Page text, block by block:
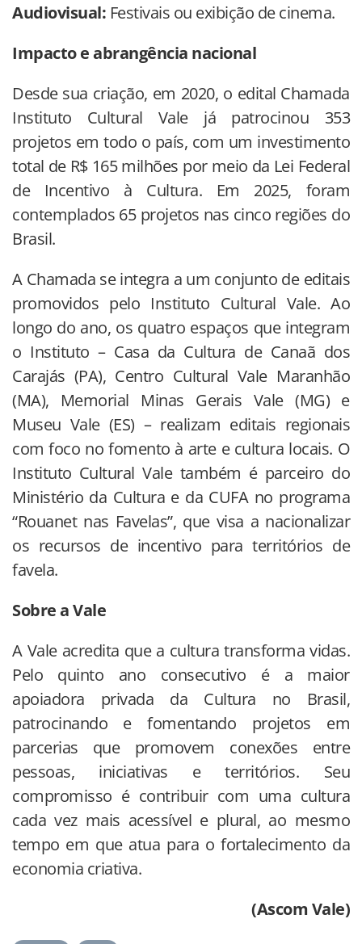
Audiovisual: Festivais ou exibição de cinema.
Impacto e abrangência nacional
Desde sua criação, em 2020, o edital Chamada
Instituto Cultural Vale já patrocinou 353
projetos em todo o país, com um investimento
total de R$ 165 milhões por meio da Lei Federal
de Incentivo à Cultura. Em 2025, foram
contemplados 65 projetos nas cinco regiões do
Brasil.
A Chamada se integra a um conjunto de editais
promovidos pelo Instituto Cultural Vale. Ao
longo do ano, os quatro espaços que integram
o Instituto – Casa da Cultura de Canaã dos
Carajás (PA), Centro Cultural Vale Maranhão
(MA), Memorial Minas Gerais Vale (MG) e
Museu Vale (ES) – realizam editais regionais
com foco no fomento à arte e cultura locais. O
Instituto Cultural Vale também é parceiro do
Ministério da Cultura e da CUFA no programa
“Rouanet nas Favelas”, que visa a nacionalizar
os recursos de incentivo para territórios de
favela.
Sobre a Vale
A Vale acredita que a cultura transforma vidas.
Pelo quinto ano consecutivo é a maior
apoiadora privada da Cultura no Brasil,
patrocinando e fomentando projetos em
parcerias que promovem conexões entre
pessoas, iniciativas e territórios. Seu
compromisso é contribuir com uma cultura
cada vez mais acessível e plural, ao mesmo
tempo em que atua para o fortalecimento da
economia criativa.
(Ascom Vale)